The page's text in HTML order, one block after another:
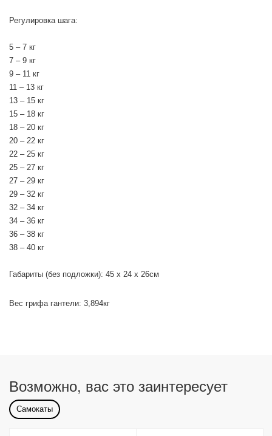
Регулировка шага:
5 – 7 кг
7 – 9 кг
9 – 11 кг
11 – 13 кг
13 – 15 кг
15 – 18 кг
18 – 20 кг
20 – 22 кг
22 – 25 кг
25 – 27 кг
27 – 29 кг
29 – 32 кг
32 – 34 кг
34 – 36 кг
36 – 38 кг
38 – 40 кг
Габариты (без подложки): 45 х 24 х 26см
Вес грифа гантели: 3,894кг
Возможно, вас это заинтересует
Самокаты